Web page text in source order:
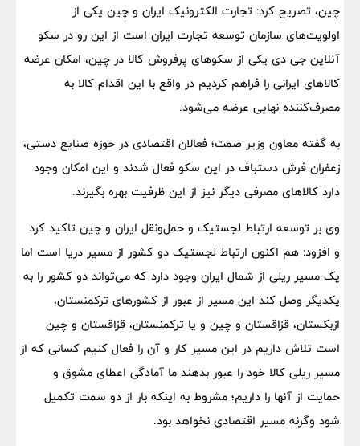
چین، تصریح کرد: تجارت الکترونیک ایران و چین یکی از
اولویت‌های سازمان توسعه تجارت ایران است از این رو در سکو
آنلاین جی دی یکی از سکوهای پرفروش کالا در چین، امکان عرضه
کالاهای ایرانی را فراهم کردیم در واقع با این اقدام کالا به
مصرف‌کننده نهایی عرضه می‌شود.
به گفته معاون وزیر صمت؛ فعالان اقتصادی در حوزه صنایع دستی،
زعفران فرش دستباف در این سکو فعال شدند و این امکان وجود
دارد کالاهای مصرفی دیگر نیز از این ظرفیت بهره بگیرند.
وی بر توسعه ارتباط لجستیک و حمل‌ونقل ایران و چین تاکید کرد
و افزود: هم اکنون ارتباط لجستیک دو کشور از مسیر دریا است اما
یک مسیر ریلی از شمال ایران وجود دارد که می‌تواند دو کشور را به
یکدیگر وصل کند این مسیر از عبور از کشورهای ترکمنستان،
ازبکستان، قزاقستان و چین و یا ترکمنستان، قزاقستان و چین
است تلاش داریم در این مسیر کار و آن را فعال کنیم کسانی که از
مسیر ریلی کالا خود را عبور بدهند ما آمادگی اعطای مشوق و
حمایت از آنها را داریم؛ مشروط به اینکه بار از دو سمت تکمیل
شود وگرنه مسیر اقتصادی نخواهد بود.